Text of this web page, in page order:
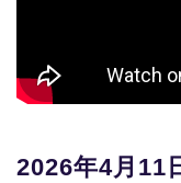
2026年4月11